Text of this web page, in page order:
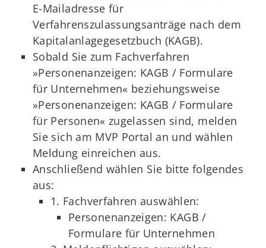
E-Mailadresse für
Verfahrenszulassungsanträge nach dem
Kapitalanlagegesetzbuch (KAGB).
Sobald Sie zum Fachverfahren
»Personenanzeigen: KAGB / Formulare
für Unternehmen« beziehungsweise
»Personenanzeigen: KAGB / Formulare
für Personen« zugelassen sind, melden
Sie sich am MVP Portal an und wählen
Meldung einreichen aus.
Anschließend wählen Sie bitte folgendes
aus:
1. Fachverfahren auswählen:
Personenanzeigen: KAGB /
Formulare für Unternehmen